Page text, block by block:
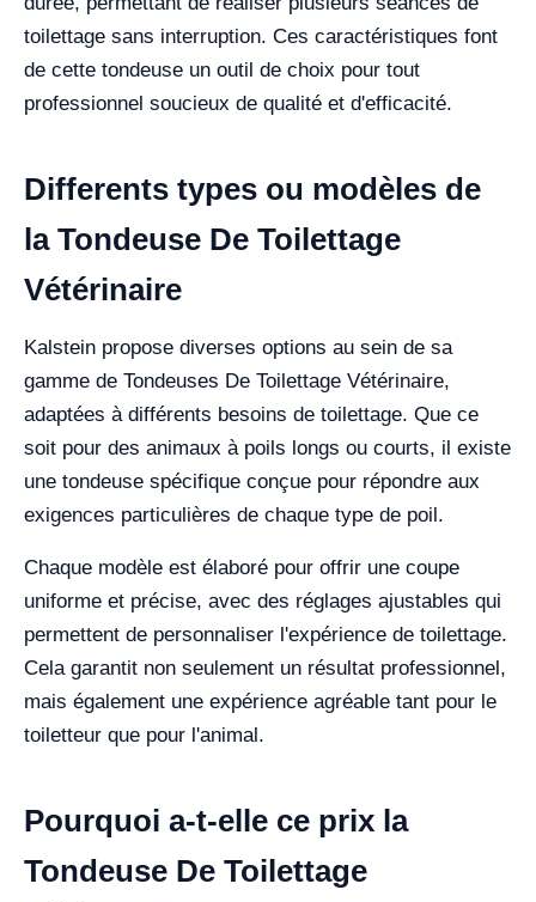
toilettage sans interruption. Ces caractéristiques font
de cette tondeuse un outil de choix pour tout
professionnel soucieux de qualité et d'efficacité.
Differents types ou modèles de
la Tondeuse De Toilettage
Vétérinaire
Kalstein propose diverses options au sein de sa
gamme de Tondeuses De Toilettage Vétérinaire,
adaptées à différents besoins de toilettage. Que ce
soit pour des animaux à poils longs ou courts, il existe
une tondeuse spécifique conçue pour répondre aux
exigences particulières de chaque type de poil.
Chaque modèle est élaboré pour offrir une coupe
uniforme et précise, avec des réglages ajustables qui
permettent de personnaliser l'expérience de toilettage.
Cela garantit non seulement un résultat professionnel,
mais également une expérience agréable tant pour le
toiletteur que pour l'animal.
Pourquoi a-t-elle ce prix la
Tondeuse De Toilettage